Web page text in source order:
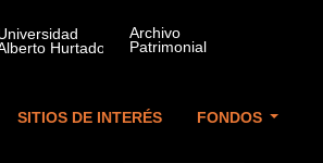
SITIOS DE INTERÉS FONDOS